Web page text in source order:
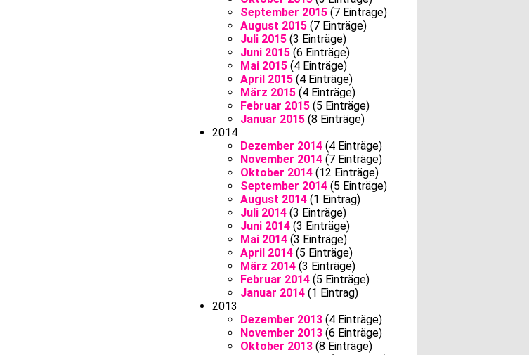
September 2015(7 Einträge)
August 2015(7 Einträge)
Juli 2015(3 Einträge)
Juni 2015(6 Einträge)
Mai 2015(4 Einträge)
April 2015(4 Einträge)
März 2015(4 Einträge)
Februar 2015(5 Einträge)
Januar 2015(8 Einträge)
2014
Dezember 2014(4 Einträge)
November 2014(7 Einträge)
Oktober 2014(12 Einträge)
September 2014(5 Einträge)
August 2014(1 Eintrag)
Juli 2014(3 Einträge)
Juni 2014(3 Einträge)
Mai 2014(3 Einträge)
April 2014(5 Einträge)
März 2014(3 Einträge)
Februar 2014(5 Einträge)
Januar 2014(1 Eintrag)
2013
Dezember 2013(4 Einträge)
November 2013(6 Einträge)
Oktober 2013(8 Einträge)